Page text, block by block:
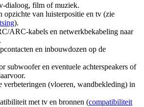
dialoog, film of muziek.
opzichte van luisterpositie en tv (zie
).
ARC-kabels en netwerkbekabeling naar
en inbouwdozen op de
subwoofer en eventuele achterspeakers of
verbeteringen (vloeren, wandbekleding) in
met tv en bronnen (compatibiliteit